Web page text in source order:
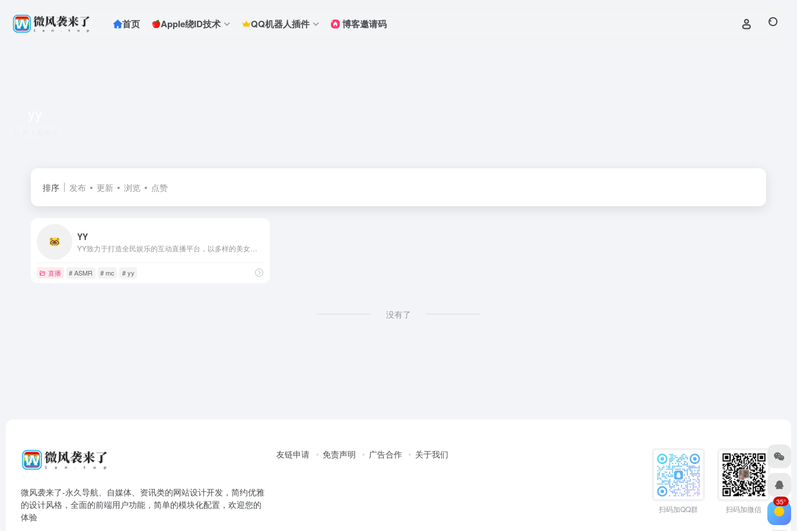
首页 Apple绕ID技术 QQ机器人插件 博客邀请码
排序 发布 更新 浏览 点赞
YY
直播 # ASMR # mc # yy
没有了
微风袭来了-永久导航、自媒体、资讯类的网站设计开发，简约优雅
的设计风格，全面的前端用户功能，简单的模块化配置，欢迎您的
体验
友链申请 免责声明 广告合作 关于我们
扫码加QQ群 扫码加微信
35°